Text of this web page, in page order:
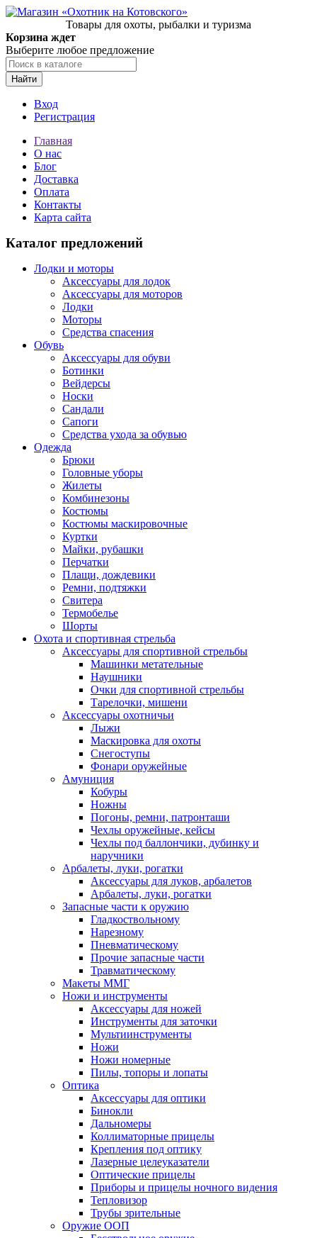
Товары для охоты, рыбалки и туризма
Корзина ждет
Выберите любое предложение
Найти
Вход
Регистрация
Главная
О нас
Блог
Доставка
Оплата
Контакты
Карта сайта
Каталог предложений
Лодки и моторы
Аксессуары для лодок
Аксессуары для моторов
Лодки
Моторы
Средства спасения
Обувь
Аксессуары для обуви
Ботинки
Вейдерсы
Носки
Сандали
Сапоги
Средства ухода за обувью
Одежда
Брюки
Головные уборы
Жилеты
Комбинезоны
Костюмы
Костюмы маскировочные
Куртки
Майки, рубашки
Перчатки
Плащи, дождевики
Ремни, подтяжки
Свитера
Термобелье
Шорты
Охота и спортивная стрельба
Аксессуары для спортивной стрельбы
Машинки метательные
Наушники
Очки для спортивной стрельбы
Тарелочки, мишени
Аксессуары охотничьи
Лыжи
Маскировка для охоты
Снегоступы
Фонари оружейные
Амуниция
Кобуры
Ножны
Погоны, ремни, патронташи
Чехлы оружейные, кейсы
Чехлы под баллончики, дубинку и
наручники
Арбалеты, луки, рогатки
Аксессуары для луков, арбалетов
Арбалеты, луки, рогатки
Запасные части к оружию
Гладкоствольному
Нарезному
Пневматическому
Прочие запасные части
Травматическому
Макеты ММГ
Ножи и инструменты
Аксессуары для ножей
Инструменты для заточки
Мультиинструменты
Ножи
Ножи номерные
Пилы, топоры и лопаты
Оптика
Аксессуары для оптики
Бинокли
Дальномеры
Коллиматорные прицелы
Крепления под оптику
Лазерные целеуказатели
Оптические прицелы
Приборы и прицелы ночного видения
Тепловизор
Трубы зрительные
Оружие ООП